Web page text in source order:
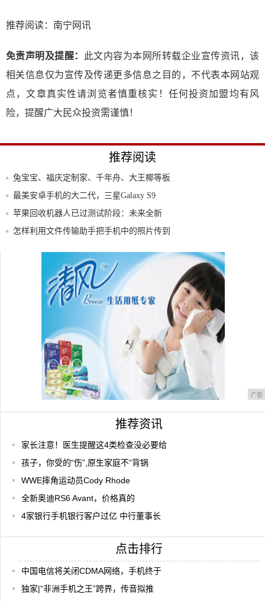
推荐阅读： 南宁网讯
免责声明及提醒：
此文内容为本网所转载企业宣传资讯，该
相关信息仅为宣传及传递更多信息之目的，不代表本网站观
点，文章真实性请浏览者慎重核实！任何投资加盟均有风
险，提醒广大民众投资需谨慎！
推荐阅读
兔宝宝、福庆定制家、千年舟、大王椰等板
材跨界
最美安卓手机的大二代，三星Galaxy S9
苹果回收机器人已过测试阶段：未来全新
iPho
怎样利用文件传输助手把手机中的照片传到
MEMS和无线导航“强强联手”，为手机定位
广告
推荐资讯
家长注意！医生提醒这4类检查没必要给
孩子，你受的“伤”,原生家庭不“背锅
WWE摔角运动员Cody Rhode
全新奥迪RS6 Avant，价格真的
4家银行手机银行客户过亿 中行董事长
点击排行
中国电信将关闭CDMA网络，手机终于
独家|“非洲手机之王”跨界，传音拟推